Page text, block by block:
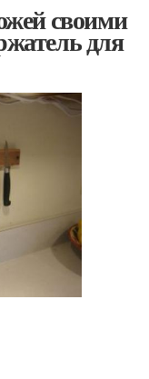
своими
для